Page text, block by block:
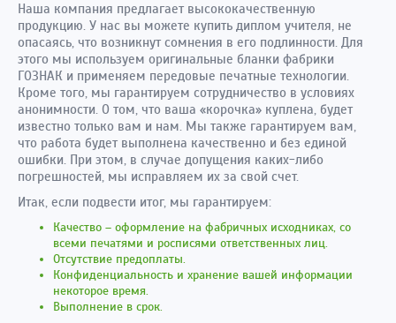
Наша компания предлагает высококачественную
продукцию. У нас вы можете купить диплом учителя, не
опасаясь, что возникнут сомнения в его подлинности. Для
этого мы используем оригинальные бланки фабрики
ГОЗНАК и применяем передовые печатные технологии.
Кроме того, мы гарантируем сотрудничество в условиях
анонимности. О том, что ваша «корочка» куплена, будет
известно только вам и нам. Мы также гарантируем вам,
что работа будет выполнена качественно и без единой
ошибки. При этом, в случае допущения каких-либо
погрешностей, мы исправляем их за свой счет.
Итак, если подвести итог, мы гарантируем:
Качество – оформление на фабричных исходниках, со
всеми печатями и росписями ответственных лиц.
Отсутствие предоплаты.
Конфиденциальность и хранение вашей информации
некоторое время.
Выполнение в срок.